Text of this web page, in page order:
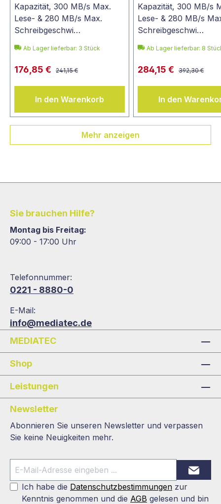
Kapazität, 300 MB/s Max.
Lese- & 280 MB/s Max.
Schreibgeschwi…
Ab Lager lieferbar: 3 Stück
176,85 € 241,15 €
In den Warenkorb
Kapazität, 300 MB/s
Lese- & 280 MB/s
Schreibgeschwi…
Ab Lager lieferbar: 8
284,15 € 392,30 €
In den
Mehr anzeigen
Sie brauchen Hilfe?
Montag bis Freitag:
09:00 - 17:00 Uhr
Telefonnummer:
0221 - 8880-0
E-Mail:
info@mediatec.de
MEDIATEC
Shop
Leistungen
Newsletter
Abonnieren Sie unseren Newsletter und verpassen
Sie keine Neuigkeiten mehr.
Ich habe die Datenschutzbestimmungen zur
Kenntnis genommen und die AGB gelesen und bin